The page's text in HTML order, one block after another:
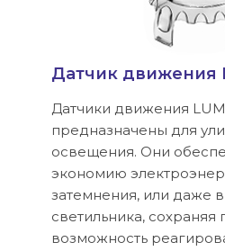
Датчик движения
Датчики движения
предназначены для
освещения. Они
экономию
затемнения, или даже
светильника, сохраняя
возможность